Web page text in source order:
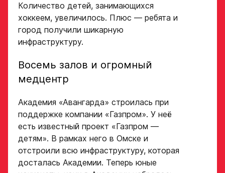
Количество детей, занимающихся
хоккеем, увеличилось. Плюс — ребята и
город получили шикарную
инфраструктуру.
Восемь залов и огромный
медцентр
Академия «Авангарда» строилась при
поддержке компании «Газпром». У неё
есть известный проект «Газпром —
детям». В рамках него в Омске и
отстроили всю инфраструктуру, которая
досталась Академии. Теперь юные